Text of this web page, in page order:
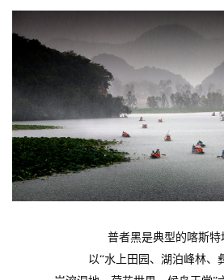
普者黑是典型的喀斯特
以“水上田园、湖泊峰林、